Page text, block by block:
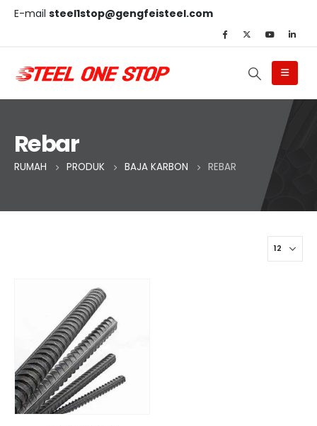
E-mail steel1stop@gengfeisteel.com
Rebar
RUMAH PRODUK BAJA KARBON REBAR